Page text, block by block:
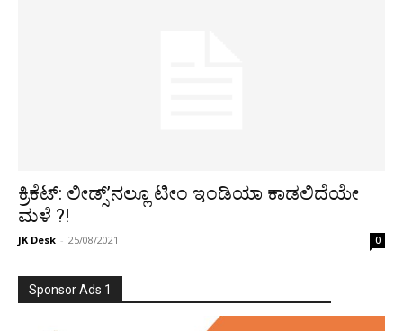
ಕ್ರಿಕೆಟ್: ಲೀಡ್ಸ್’ನಲ್ಲೂ ಟೀಂ ಇಂಡಿಯಾ ಕಾಡಲಿದೆಯೇ
ಮಳೆ ?!
JK Desk - 25/08/2021 0
Sponsor Ads 1